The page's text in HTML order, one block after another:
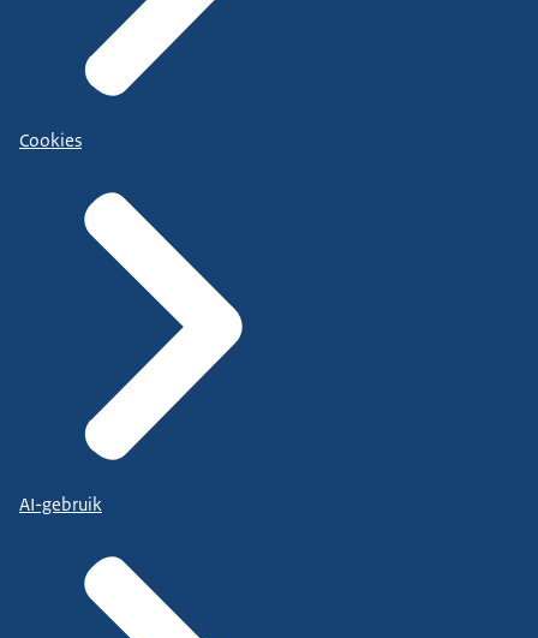
Cookies
AI-gebruik